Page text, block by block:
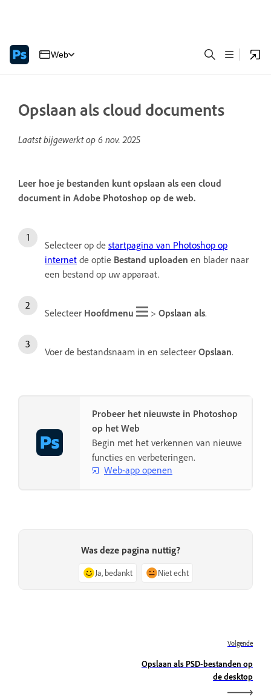
Web
Opslaan als cloud documents
Laatst bijgewerkt op 6 nov. 2025
Leer hoe je bestanden kunt opslaan als een cloud
document in Adobe Photoshop op de web.
Selecteer op de startpagina van Photoshop op
internet de optie Bestand uploaden en blader naar
een bestand op uw apparaat.
Selecteer Hoofdmenu > Opslaan als.
Voer de bestandsnaam in en selecteer Opslaan.
Probeer het nieuwste in Photoshop
op het Web
Begin met het verkennen van nieuwe
functies en verbeteringen.
Web-app openen
Was deze pagina nuttig?
Ja, bedankt Niet echt
Volgende
Opslaan als PSD-bestanden op
de desktop